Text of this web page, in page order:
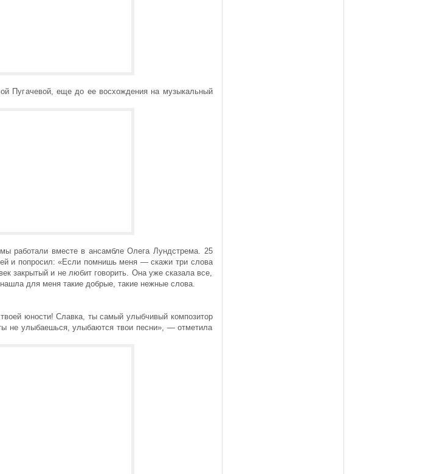
Пугачевой, еще до ее восхождения на музыкальный
работали вместе в ансамбле Олега Лундстрема. 25
и попросил: «Если помнишь меня — скажи три слова
закрытый и не любит говорить. Она уже сказала все,
для меня такие добрые, такие нежные слова.
юности! Славка, ты самый улыбчивый композитор
не улыбаешься, улыбаются твои песни», — отметила